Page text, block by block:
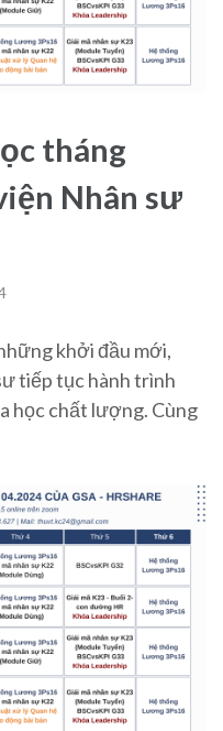
tháng
Nhân sư
khởi đầu mới,
tiếp tục hành trình
học chất lượng. Cùng